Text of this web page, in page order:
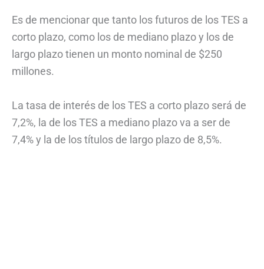
Es de mencionar que tanto los futuros de los TES a
corto plazo, como los de mediano plazo y los de
largo plazo tienen un monto nominal de $250
millones.
La tasa de interés de los TES a corto plazo será de
7,2%, la de los TES a mediano plazo va a ser de
7,4% y la de los títulos de largo plazo de 8,5%.